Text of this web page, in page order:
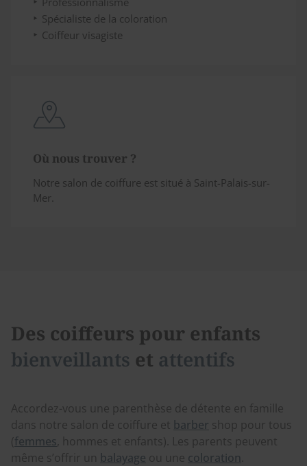
Spécialiste de la coloration
Coiffeur visagiste
Où nous trouver ?
Notre salon de coiffure est situé à Saint-Palais-sur-
Mer.
Des coiffeurs pour enfants
bienveillants et attentifs
Accordez-vous une parenthèse de détente en famille
dans notre salon de coiffure et barber shop pour tous
(femmes , hommes et enfants). Les parents peuvent
même s’offrir un balayage ou une coloration